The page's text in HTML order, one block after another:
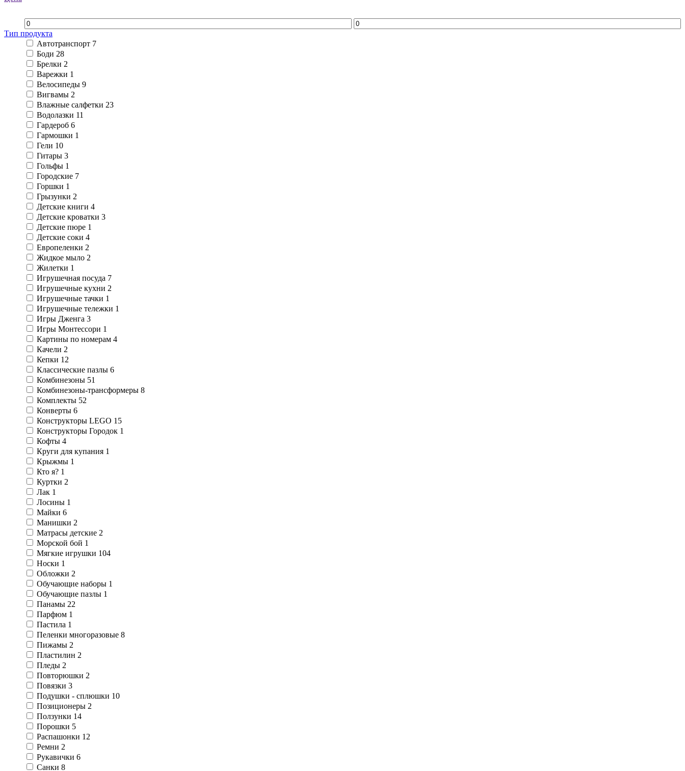
Тип продукта
Автотранспорт 7
Боди 28
Брелки 2
Варежки 1
Велосипеды 9
Вигвамы 2
Влажные салфетки 23
Водолазки 11
Гардероб 6
Гармошки 1
Гели 10
Гитары 3
Гольфы 1
Городские 7
Горшки 1
Грызунки 2
Детские книги 4
Детские кроватки 3
Детские пюре 1
Детские соки 4
Европеленки 2
Жидкое мыло 2
Жилетки 1
Игрушечная посуда 7
Игрушечные кухни 2
Игрушечные тачки 1
Игрушечные тележки 1
Игры Дженга 3
Игры Монтессори 1
Картины по номерам 4
Качели 2
Кепки 12
Классические пазлы 6
Комбинезоны 51
Комбинезоны-трансформеры 8
Комплекты 52
Конверты 6
Конструкторы LEGO 15
Конструкторы Городок 1
Кофты 4
Круги для купания 1
Крыжмы 1
Кто я? 1
Куртки 2
Лак 1
Лосины 1
Майки 6
Манишки 2
Матрасы детские 2
Морской бой 1
Мягкие игрушки 104
Носки 1
Обложки 2
Обучающие наборы 1
Обучающие пазлы 1
Панамы 22
Парфюм 1
Пастила 1
Пеленки многоразовые 8
Пижамы 2
Пластилин 2
Пледы 2
Повторюшки 2
Повязки 3
Подушки - сплюшки 10
Позиционеры 2
Ползунки 14
Порошки 5
Распашонки 12
Ремни 2
Рукавички 6
Санки 8